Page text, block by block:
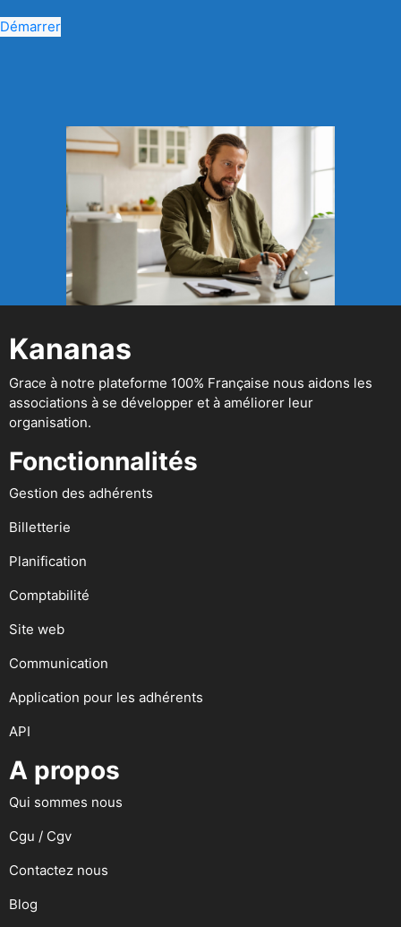
Démarrer
Kananas
Grace à notre plateforme 100% Française nous aidons les
associations à se développer et à améliorer leur
organisation.
Fonctionnalités
Gestion des adhérents
Billetterie
Planification
Comptabilité
Site web
Communication
Application pour les adhérents
API
A propos
Qui sommes nous
Cgu / Cgv
Contactez nous
Blog